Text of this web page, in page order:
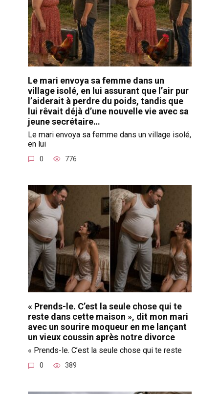
Le mari envoya sa femme dans un
village isolé, en lui assurant que l’air pur
l’aiderait à perdre du poids, tandis que
lui rêvait déjà d’une nouvelle vie avec sa
jeune secrétaire…
Le mari envoya sa femme dans un village isolé,
en lui
0 776
« Prends-le. C’est la seule chose qui te
reste dans cette maison », dit mon mari
avec un sourire moqueur en me lançant
un vieux coussin après notre divorce
« Prends-le. C’est la seule chose qui te reste
0 389